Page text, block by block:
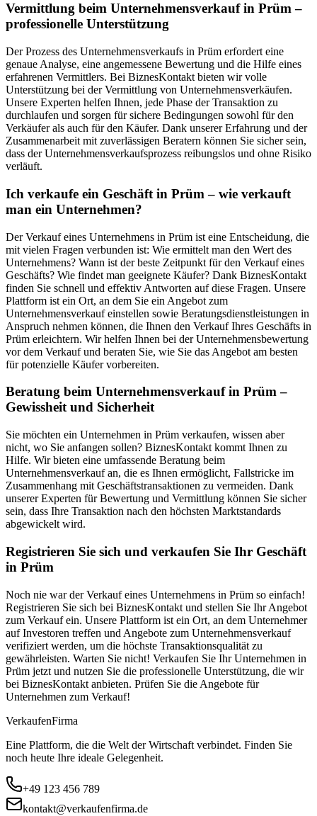
Vermittlung beim Unternehmensverkauf in Prüm –
professionelle Unterstützung
Der Prozess des Unternehmensverkaufs in Prüm erfordert eine
genaue Analyse, eine angemessene Bewertung und die Hilfe eines
erfahrenen Vermittlers. Bei BiznesKontakt bieten wir volle
Unterstützung bei der Vermittlung von Unternehmensverkäufen.
Unsere Experten helfen Ihnen, jede Phase der Transaktion zu
durchlaufen und sorgen für sichere Bedingungen sowohl für den
Verkäufer als auch für den Käufer. Dank unserer Erfahrung und der
Zusammenarbeit mit zuverlässigen Beratern können Sie sicher sein,
dass der Unternehmensverkaufsprozess reibungslos und ohne Risiko
verläuft.
Ich verkaufe ein Geschäft in Prüm – wie verkauft
man ein Unternehmen?
Der Verkauf eines Unternehmens in Prüm ist eine Entscheidung, die
mit vielen Fragen verbunden ist: Wie ermittelt man den Wert des
Unternehmens? Wann ist der beste Zeitpunkt für den Verkauf eines
Geschäfts? Wie findet man geeignete Käufer? Dank BiznesKontakt
finden Sie schnell und effektiv Antworten auf diese Fragen. Unsere
Plattform ist ein Ort, an dem Sie ein Angebot zum
Unternehmensverkauf einstellen sowie Beratungsdienstleistungen in
Anspruch nehmen können, die Ihnen den Verkauf Ihres Geschäfts in
Prüm erleichtern. Wir helfen Ihnen bei der Unternehmensbewertung
vor dem Verkauf und beraten Sie, wie Sie das Angebot am besten
für potenzielle Käufer vorbereiten.
Beratung beim Unternehmensverkauf in Prüm –
Gewissheit und Sicherheit
Sie möchten ein Unternehmen in Prüm verkaufen, wissen aber
nicht, wo Sie anfangen sollen? BiznesKontakt kommt Ihnen zu
Hilfe. Wir bieten eine umfassende Beratung beim
Unternehmensverkauf an, die es Ihnen ermöglicht, Fallstricke im
Zusammenhang mit Geschäftstransaktionen zu vermeiden. Dank
unserer Experten für Bewertung und Vermittlung können Sie sicher
sein, dass Ihre Transaktion nach den höchsten Marktstandards
abgewickelt wird.
Registrieren Sie sich und verkaufen Sie Ihr Geschäft
in Prüm
Noch nie war der Verkauf eines Unternehmens in Prüm so einfach!
Registrieren Sie sich bei BiznesKontakt und stellen Sie Ihr Angebot
zum Verkauf ein. Unsere Plattform ist ein Ort, an dem Unternehmer
auf Investoren treffen und Angebote zum Unternehmensverkauf
verifiziert werden, um die höchste Transaktionsqualität zu
gewährleisten. Warten Sie nicht! Verkaufen Sie Ihr Unternehmen in
Prüm jetzt und nutzen Sie die professionelle Unterstützung, die wir
bei BiznesKontakt anbieten. Prüfen Sie die Angebote für
Unternehmen zum Verkauf!
VerkaufenFirma
Eine Plattform, die die Welt der Wirtschaft verbindet. Finden Sie
noch heute Ihre ideale Gelegenheit.
+49 123 456 789
kontakt@verkaufenfirma.de